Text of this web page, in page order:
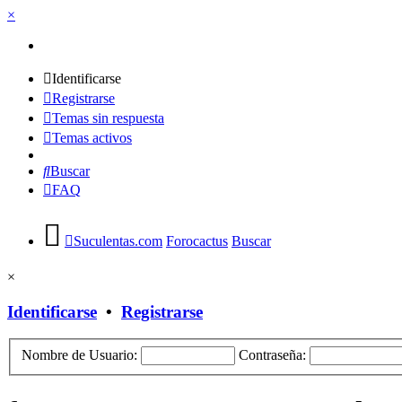
×
Identificarse
Registrarse
Temas sin respuesta
Temas activos
Buscar
FAQ
Suculentas.com Forocactus Buscar
×
Identificarse • Registrarse
Nombre de Usuario: Contraseña: